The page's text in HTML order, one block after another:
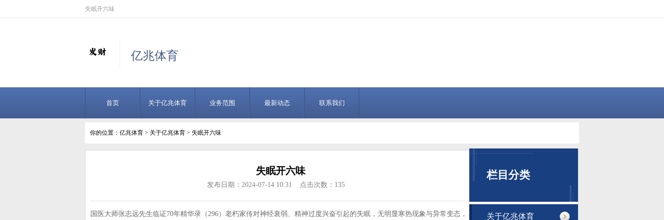
失眠开六味
亿兆体育
首页 关于亿兆体育 业务范围 最新动态 联系我们
你的位置： 亿兆体育 > 关于亿兆体育 > 失眠开六味
失眠开六味
发布日期：2024-07-14 10:31 点击次数：135
国医大师张志远先生临证70年精华录（296）老朽家传对神经衰弱、精神过度兴奋引起的失眠，无明显寒热现象与异常变态，
栏目分类
关于亿兆体育